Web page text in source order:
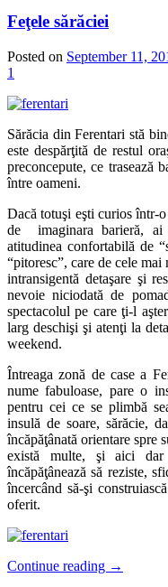
Feţele sărăciei
Posted on September 11,
1
Sărăcia din Ferentari stă
este despărţită de restul
preconcepute, ce trasează
între oameni.
Dacă totuşi eşti curios într-
de imaginara barieră, ai
atitudinea confortabilă de
“pitoresc”, care de cele
intransigentă detaşare şi
nevoie niciodată de
spectacolul pe care ţi-l
larg deschişi şi atenţi la
weekend.
Întreaga zonă de case a
nume fabuloase, pare o
pentru cei ce se plimbă
insulă de soare, sărăcie,
încăpăţânată orientare spre
există multe, şi aici
încăpăţânează să reziste,
încercând să-şi
oferit.
Continue reading →